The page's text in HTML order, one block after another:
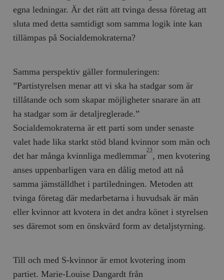
egna ledningar. Är det rätt att tvinga dessa företag att
sluta med detta sam­tidigt som samma logik inte kan
tillämpas på Socialdemokraterna?
Samma perspektiv gäller formuleringen:
”Partistyrelsen menar att vi ska ha stadgar som är
tillåtande och som skapar möjligheter snarare än att
ha stadgar som är detaljreglerade.”
Socialdemokraterna är ett parti som under senaste
valet hade lika starkt stöd bland kvinnor som män och
det har många kvinnliga medlemmar
23
, men kvotering
anses uppenbarligen vara en dålig metod att nå
samma jämställdhet i partiledningen. Metoden att
tvinga företag där medarbetarna i huvudsak är män
eller kvinnor att kvotera in det andra könet i styrelsen
ses däremot som en önskvärd form av detaljstyrning.
Till och med S-kvinnor är emot kvotering inom
partiet. Marie-Louise Dangardt från